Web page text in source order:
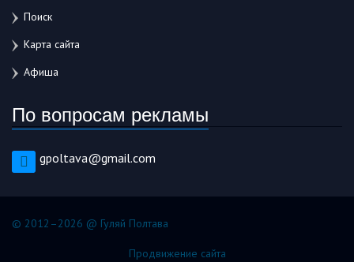
Поиск
Карта сайта
Афиша
По вопросам рекламы
gpoltava@gmail.com
© 2012–2026 @ Гуляй Полтава
Продвижение сайта